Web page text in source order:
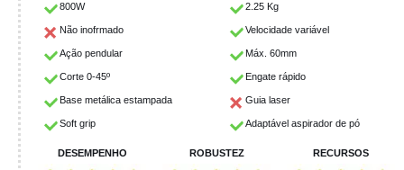
800W 2.25 Kg
Não inofrmado Velocidade variável
Ação pendular Máx. 60mm
Corte 0-45º Engate rápido
Base metálica estampada Guia laser
Soft grip Adaptável aspirador de pó
DESEMPENHO ROBUSTEZ RECURSOS